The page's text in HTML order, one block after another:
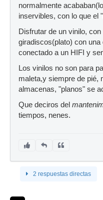
normalmente
inservibles, con lo que el
Disfrutar de un vinilo,
giradiscos(plato) con una
conectado a un HIFI y
Los vinilos no son para
maleta,y siempre de pié,
almacenas, "planos" se
Que deciros del
tiempos, nenes.
2 respuestas directas